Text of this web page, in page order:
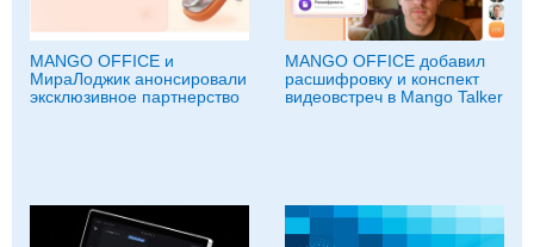
MANGO OFFICE и
МираЛоджик анонсировали
эксклюзивное партнерство
MANGO OFFICE добавил
расшифровку и конспект
видеовстреч в Mango Talker